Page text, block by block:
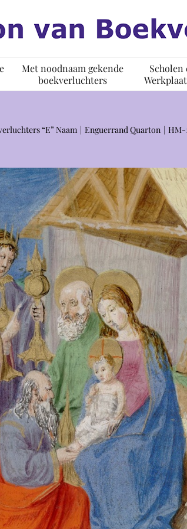
Met noodnaam gekende
boekverluchters
Scholen
“E” Naam Enguerrand Quarton HM-